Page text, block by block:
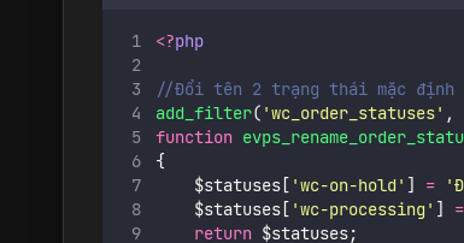
<?php
//Đổi tên 2 trạng thái mặc định
add_filter( 'wc_order_statuses' ,
function
{
    $statuses[
'wc-on-hold ' ] = '
    $statuses[
'wc-processing ' ] =
return $statuses;